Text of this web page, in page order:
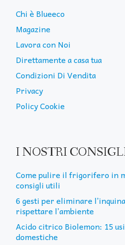
Chi è Blueeco
Magazine
Lavora con Noi
Direttamente a casa tua
Condizioni Di Vendita
Privacy
Policy Cookie
I NOSTRI
Come pulire il frigorifero in
consigli utili
6 gesti per eliminare
rispettare l’ambiente
Acido citrico Biolemon: 15
domestiche